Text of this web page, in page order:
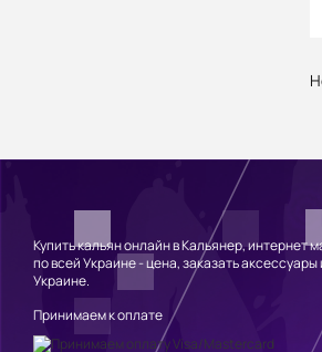
Купить кальян онлайн в Кальянер, интернет
по всей Украине - цена, заказать аксессуары
Украине.
Принимаем к оплате